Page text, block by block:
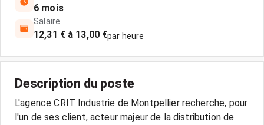
6 mois
Salaire
12,31 € à 13,00 €par heure
Description du poste
L'agence CRIT Industrie de Montpellier recherche, pour
l'un de ses client, acteur majeur de la distribution de